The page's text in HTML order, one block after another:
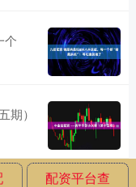
个
）
配资平台查